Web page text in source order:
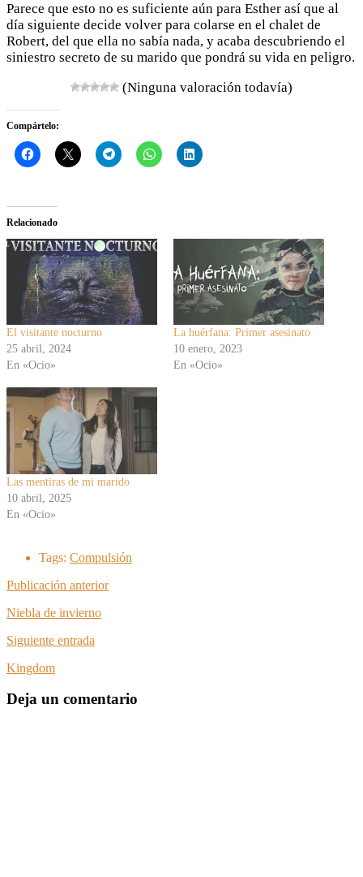
Parece que esto no es suficiente aún para Esther así que al
día siguiente decide volver para colarse en el chalet de
Robert, del que ella no sabía nada, y acaba descubriendo el
siniestro secreto de su marido que pondrá su vida en peligro.
(Ninguna valoración todavía)
Compártelo:
Relacionado
El visitante nocturno
25 abril, 2024
En «Ocio»
La huérfana: Primer asesinato
10 enero, 2023
En «Ocio»
Las mentiras de mi marido
10 abril, 2025
En «Ocio»
Tags: Compulsión
Publicación anterior
Niebla de invierno
Siguiente entrada
Kingdom
Deja un comentario